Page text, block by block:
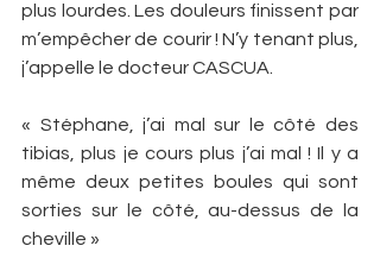
plus lourdes. Les douleurs finissent par
m’empêcher de courir ! N’y tenant plus,
j’appelle le docteur CASCUA.
« Stéphane, j’ai mal sur le côté des
tibias, plus je cours plus j’ai mal ! Il y a
même deux petites boules qui sont
sorties sur le côté, au-dessus de la
cheville »